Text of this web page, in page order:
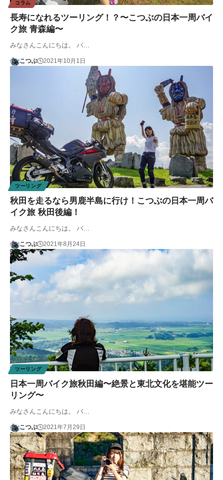
コラム
長寿になれるツーリング！？〜こつぶの日本一周バイ
ク旅 青森編〜
みなさんこんにちは。 バ…
こつぶ 2021年10月1日
ツーリング
秋田を走るなら男鹿半島に行け！こつぶの日本一周バ
イク旅 秋田後編！
みなさんこんにちは。 バ…
こつぶ 2021年8月24日
ツーリング
日本一周バイク旅秋田編〜絶景と東北文化を堪能ツー
リング〜
みなさんこんにちは。 バ…
こつぶ 2021年7月29日